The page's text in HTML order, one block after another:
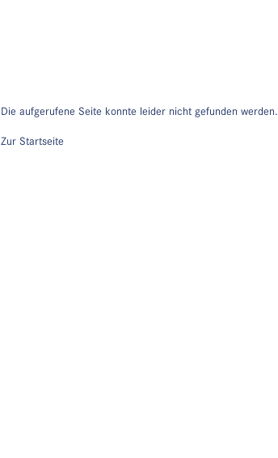
Die aufgerufene Seite konnte leider nicht gefunden werden.
Zur Startseite